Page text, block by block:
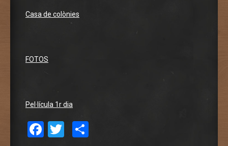
Casa de colònies
FOTOS
Pel·lícula 1r dia
Facebook
Twitter